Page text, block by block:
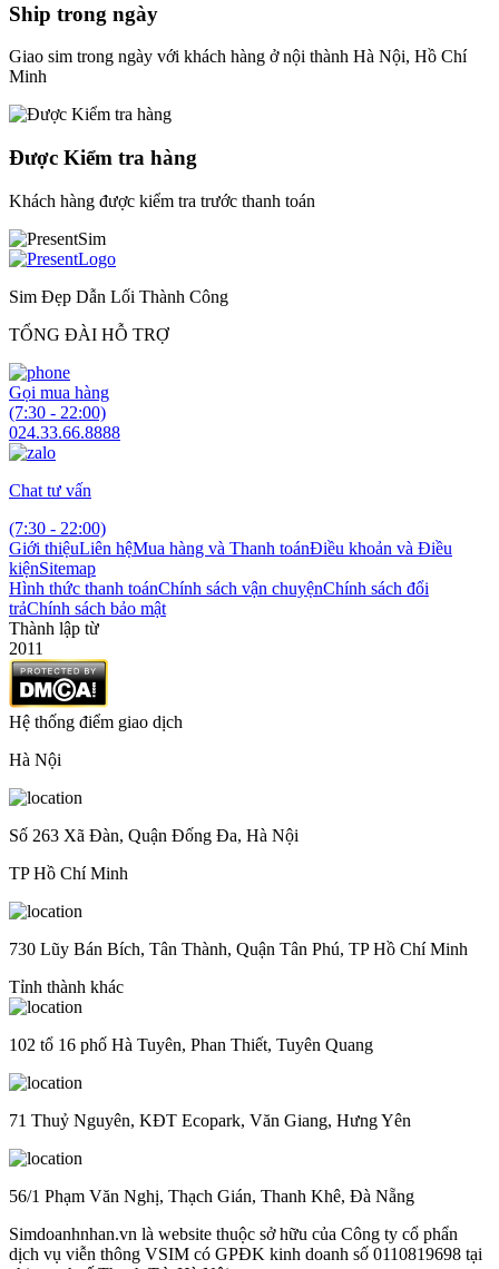
Ship trong ngày
Giao sim trong ngày với khách hàng ở nội thành Hà Nội, Hồ Chí
Minh
Được Kiểm tra hàng
Khách hàng được kiểm tra trước thanh toán
Sim Đẹp Dẫn Lối Thành Công
TỔNG ĐÀI HỖ TRỢ
Gọi mua hàng
(7:30 - 22:00)
024.33.66.8888
Chat tư vấn
(7:30 - 22:00)
Giới thiệuLiên hệMua hàng và Thanh toánĐiều khoản và Điều
kiệnSitemap
Hình thức thanh toánChính sách vận chuyệnChính sách đổi
trảChính sách bảo mật
Thành lập từ
2011
Hệ thống điểm giao dịch
Hà Nội
Số 263 Xã Đàn, Quận Đống Đa, Hà Nội
TP Hồ Chí Minh
730 Lũy Bán Bích, Tân Thành, Quận Tân Phú, TP Hồ Chí Minh
Tỉnh thành khác
102 tổ 16 phố Hà Tuyên, Phan Thiết, Tuyên Quang
71 Thuỷ Nguyên, KĐT Ecopark, Văn Giang, Hưng Yên
56/1 Phạm Văn Nghị, Thạch Gián, Thanh Khê, Đà Nẵng
Simdoanhnhan.vn là website thuộc sở hữu của Công ty cổ phẩn
dịch vụ viễn thông VSIM có GPĐK kinh doanh số 0110819698 tại